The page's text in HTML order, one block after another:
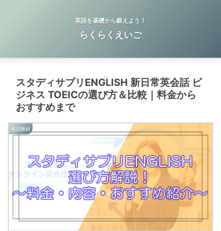
英語を基礎から鍛えよう！
らくらくえいご
スタディサプリENGLISH 新日常英会話 ビ
ジネス TOEICの選び方＆比較｜料金から
おすすめまで
英語教材